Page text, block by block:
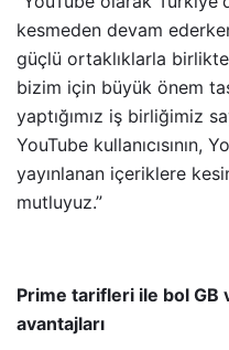
kesmeden devam
güçlü ortaklıklarla
bizim için büyük önem
yaptığımız iş birliğimiz
YouTube kullanıcısının,
yayınlanan içeriklere
mutluyuz.”
Prime tarifleri ile bol GB
avantajları